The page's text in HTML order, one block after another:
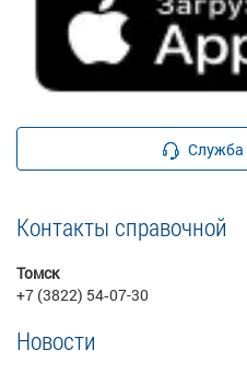
Служба
Контакты справочной
Томск
+7 (3822) 54‑07-30
Новости